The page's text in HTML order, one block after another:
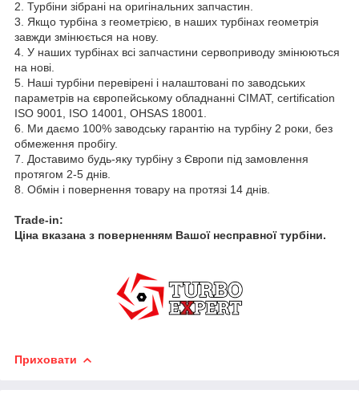
2. Турбіни зібрані на оригінальних запчастин.
3. Якщо турбіна з геометрією, в наших турбінах геометрія
завжди змінюється на нову.
4. У наших турбінах всі запчастини сервоприводу змінюються
на нові.
5. Наші турбіни перевірені і налаштовані по заводських
параметрів на європейському обладнанні CIMAT, certification
ISO 9001, ISO 14001, OHSAS 18001.
6. Ми даємо 100% заводську гарантію на турбіну 2 роки, без
обмеження пробігу.
7. Доставимо будь-яку турбіну з Європи під замовлення
протягом 2-5 днів.
8. Обмін і повернення товару на протязі 14 днів.
Trade-in:
Ціна вказана з поверненням Вашої несправної турбіни.
Приховати